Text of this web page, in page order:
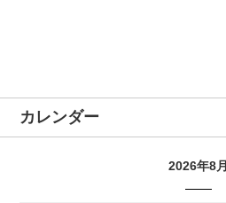
カレンダー
2026年8月